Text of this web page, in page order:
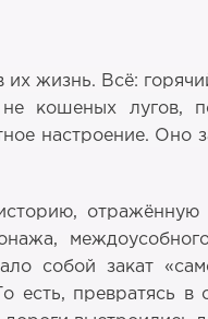
жизнь. Всё:
кошеных лугов,
настроение. Оно
отражённую
собой закат
превратясь в